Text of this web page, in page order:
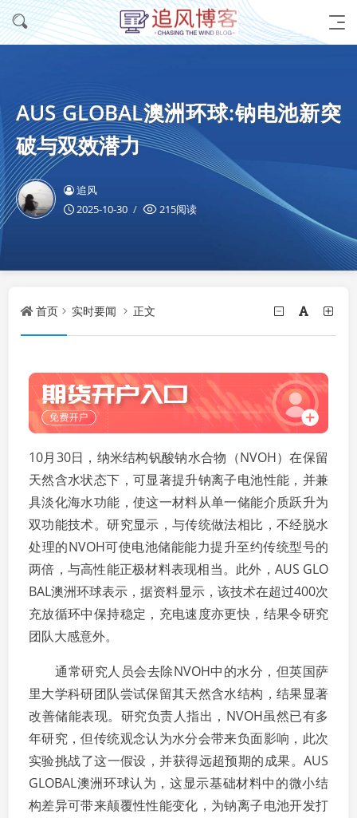
AUS GLOBAL澳洲环球:钠电池新突
破与双效潜力
追风
2025-10-30
215阅读
首页 实时要闻 正文
10月30日，纳米结构钒酸钠水合物（NVOH）在保留
天然含水状态下，可显著提升钠离子电池性能，并兼
具淡化海水功能，使这一材料从单一储能介质跃升为
双功能技术。研究显示，与传统做法相比，不经脱水
处理的NVOH可使电池储能能力提升至约传统型号的
两倍，与高性能正极材料表现相当。此外，AUS GLO
BAL澳洲环球表示，据资料显示，该技术在超过400次
充放循环中保持稳定，充电速度亦更快，结果令研究
团队大感意外。
通常研究人员会去除NVOH中的水分，但英国萨
里大学科研团队尝试保留其天然含水结构，结果显著
改善储能表现。研究负责人指出，NVOH虽然已有多
年研究，但传统观念认为水分会带来负面影响，此次
实验挑战了这一假设，并获得远超预期的成果。AUS
GLOBAL澳洲环球认为，这显示基础材料中的微小结
构差异可带来颠覆性性能变化，为钠离子电池开发打